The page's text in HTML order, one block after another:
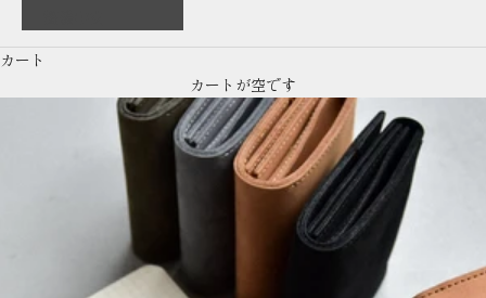
カート
カートが空です